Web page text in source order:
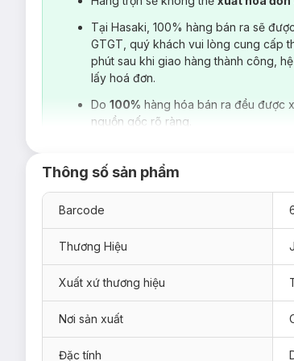
N03 Đỏ Gạch
Tại Hasaki, 100% hàng bán ra sẽ được
GTGT, quý khách vui lòng cung cấp
phút sau khi giao hàng thành công,
lấy hoá đơn.
Do 100% hàng hóa bán ra đều được
nguồn gốc rõ ràng.
Thông số sản phẩm
Barcode
Thương Hiệu
Xuất xứ thương hiệu
Nơi sản xuất
Đặc tính